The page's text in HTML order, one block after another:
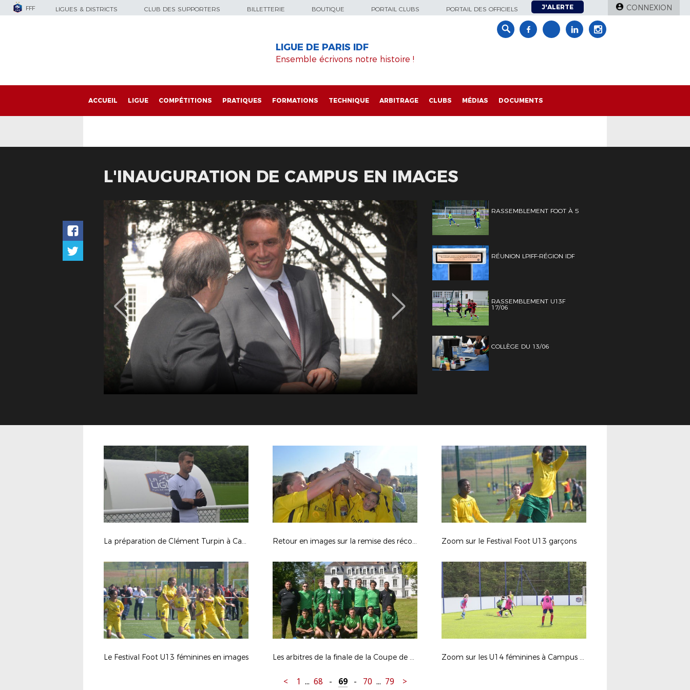
FFF LIGUES & DISTRICTS CLUB DES SUPPORTERS BILLETTERIE BOUTIQUE PORTAIL CLUBS PORTAIL DES OFFICIELS J'ALERTE CONNEXION
LIGUE DE PARIS IDF
Ensemble écrivons notre histoire !
ACCUEIL LIGUE COMPÉTITIONS PRATIQUES FORMATIONS TECHNIQUE ARBITRAGE CLUBS MÉDIAS DOCUMENTS
L'INAUGURATION DE CAMPUS EN IMAGES
RASSEMBLEMENT FOOT À 5
RÉUNION LPIFF-RÉGION IDF
RASSEMBLEMENT U13F
17/06
COLLÈGE DU 13/06
La préparation de Clément Turpin à Campus Paris Retour en images sur la remise des récompenses du Festival Foot U13 Zoom sur le Festival Foot U13 garçons
Le Festival Foot U13 féminines en images Les arbitres de la finale de la Coupe de France à Campus Paris Zoom sur les U14 féminines à Campus Paris
< 1 ... 68 - 69 - 70 ... 79 >